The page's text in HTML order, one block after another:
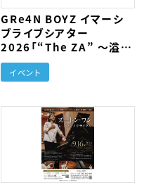
GRe4N BOYZ イマーシ
ブライブシアター
2026「“The ZA” 〜溢れ
る想いが止まらない〜」秋
田公演
イベント